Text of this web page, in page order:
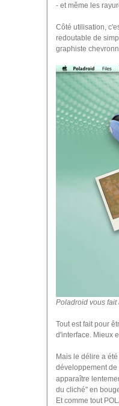
- et même les
Côté utilisation,
redoutable de
graphiste
Poladroid vous fait
Tout est fait pour
d'interface. Mieux
Mais le délire a
développement
apparaître
du cliché" en
Et comme tout